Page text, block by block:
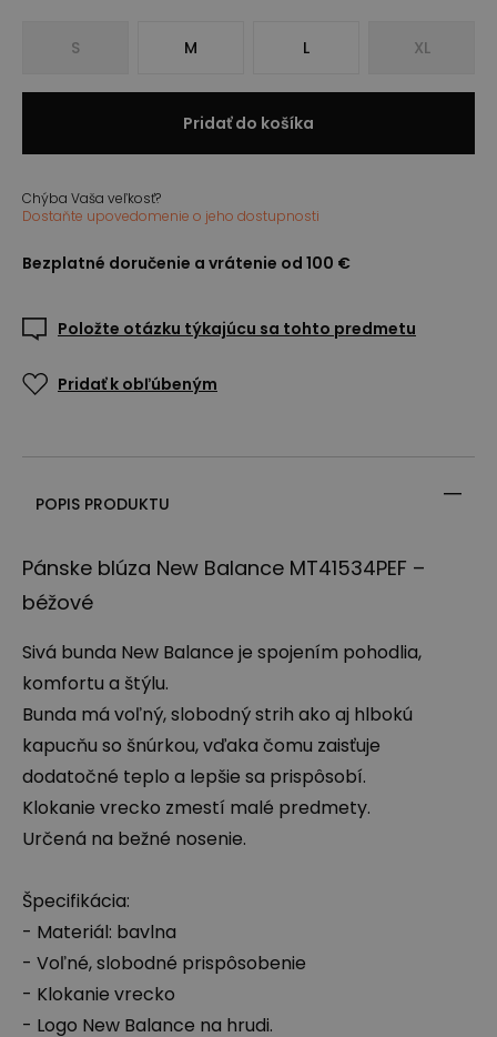
S M L XL
Pridať do košíka
Chýba Vaša veľkosť?
Dostaňte upovedomenie o jeho dostupnosti
Bezplatné doručenie a vrátenie od 100 €
Položte otázku týkajúcu sa tohto predmetu
Pridať k obľúbeným
POPIS PRODUKTU
Pánske blúza New Balance MT41534PEF –
béžové
Sivá bunda New Balance je spojením pohodlia,
komfortu a štýlu.
Bunda má voľný, slobodný strih ako aj hlbokú
kapucňu so šnúrkou, vďaka čomu zaisťuje
dodatočné teplo a lepšie sa prispôsobí.
Klokanie vrecko zmestí malé predmety.
Určená na bežné nosenie.
Špecifikácia:
- Materiál: bavlna
- Voľné, slobodné prispôsobenie
- Klokanie vrecko
- Logo New Balance na hrudi.